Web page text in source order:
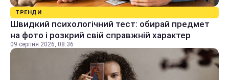
ТРЕНДИ
Швидкий психологічний тест: обирай предмет
на фото і розкрий свій справжній характер
09 серпня 2026, 08:36